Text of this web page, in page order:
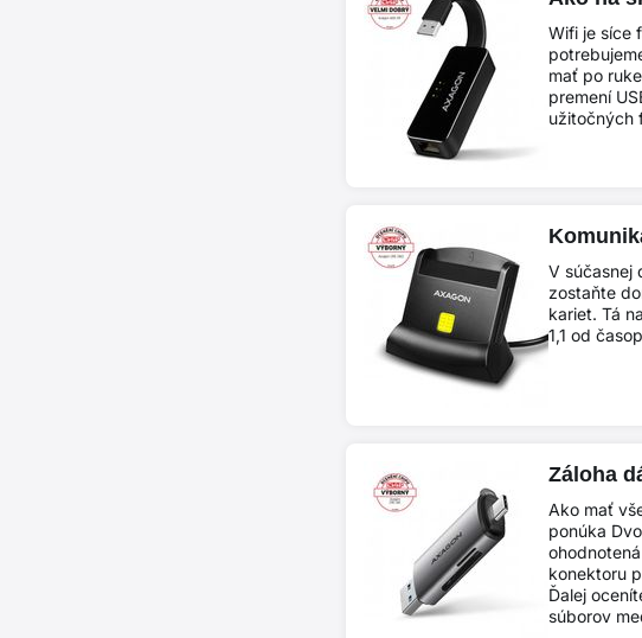
Wifi je síce
mať po
premení
užitočných
V súčasnej
zostaňte
kariet. Tá
1,1 od
Záloha
Ako mať
ponúka
konektoru
Ďalej
súborov